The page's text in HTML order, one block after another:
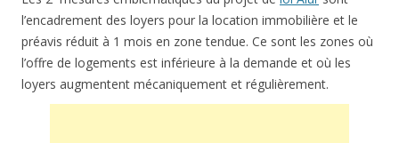
l’encadrement des loyers pour la location immobilière et le
préavis réduit à 1 mois en zone tendue. Ce sont les zones où
l’offre de logements est inférieure à la demande et où les
loyers augmentent mécaniquement et régulièrement.